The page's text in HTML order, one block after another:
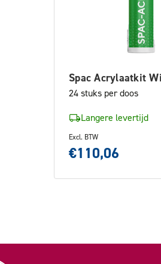
Spac Acrylaatkit
24 stuks per doos
Langere levertijd
Excl. BTW
€110,06